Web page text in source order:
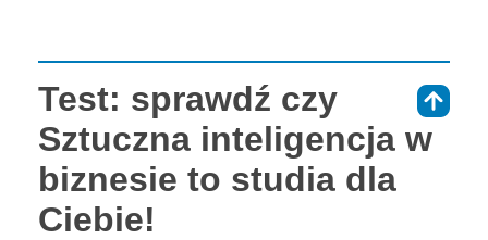
Test: sprawdź czy
Sztuczna inteligencja w
biznesie to studia dla
Ciebie!